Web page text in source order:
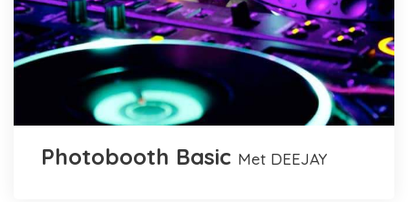
Photobooth Basic met DEEJAY